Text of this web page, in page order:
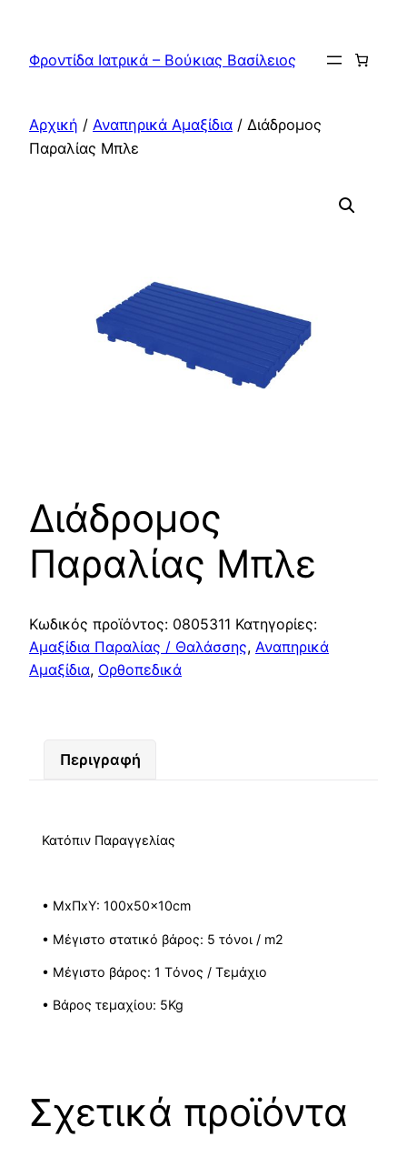
περιεχόμενο
Φροντίδα Ιατρικά – Βούκιας Βασίλειος
Αρχική / Αναπηρικά Αμαξίδια / Διάδρομος
Παραλίας Μπλε
Διάδρομος
Παραλίας Μπλε
Κωδικός προϊόντος: 0805311 Κατηγορίες:
Αμαξίδια Παραλίας / Θαλάσσης, Αναπηρικά
Αμαξίδια, Ορθοπεδικά
Περιγραφή
Κατόπιν Παραγγελίας
• ΜxΠxΥ: 100x50x10cm
• Μέγιστο στατικό βάρος: 5 τόνοι / m2
• Μέγιστο βάρος: 1 Tόνος / Tεμάχιο
• Βάρος τεμαχίου: 5Kg
Σχετικά προϊόντα